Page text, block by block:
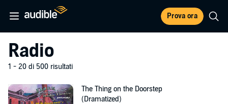
Prova ora
Radio
1 - 20 di 500 risultati
The Thing on the Doorstep
(Dramatized)